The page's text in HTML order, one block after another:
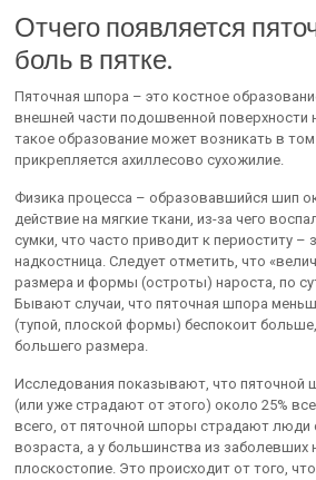
Отчего появляется
боль в пятке.
Пяточная шпора – это костное
внешней части подошвенной поверхности
такое образование может возникать в том
прикрепляется ахиллесово сухожилие.
Физика процесса – образовавшийся шип
действие на мягкие ткани, из-за чего
сумки, что часто приводит к периоститу –
надкостница. Следует отметить, что
размера и формы (остроты) нароста, по
Бывают случаи, что пяточная шпора
(тупой, плоской формы) беспокоит
большего размера.
Исследования показывают, что пяточной
(или уже страдают от этого) около 25%
всего, от пяточной шпоры страдают люди
возраста, а у большинства из заболевших
плоскостопие. Это происходит от того,